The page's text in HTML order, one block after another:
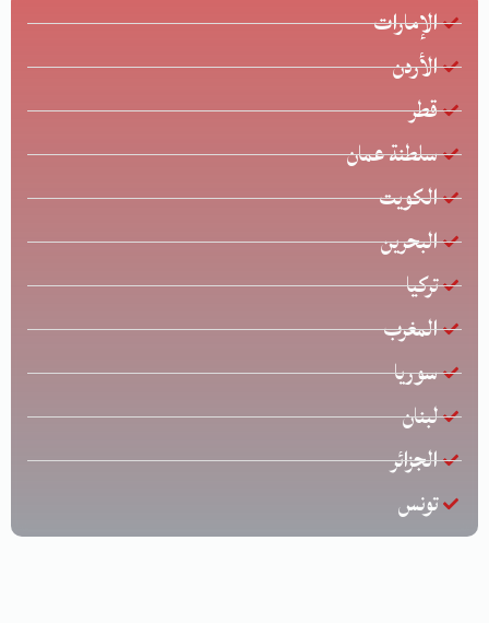
الإمارات
الأردن
قطر
سلطنة عمان
الكويت
البحرين
تركيا
المغرب
سوريا
لبنان
الجزائر
تونس